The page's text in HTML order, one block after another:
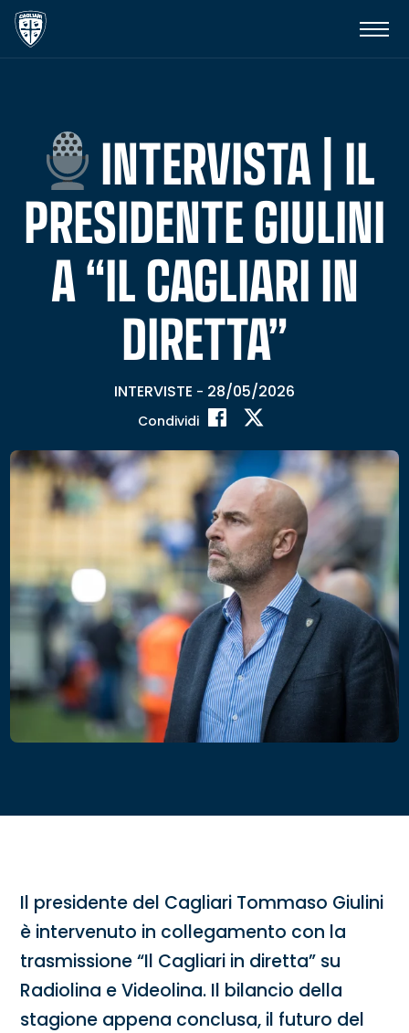
INTERVISTA | IL
PRESIDENTE GIULINI
A “IL CAGLIARI IN
DIRETTA”
INTERVISTE - 28/05/2026
Condividi
Il presidente del Cagliari Tommaso Giulini
è intervenuto in collegamento con la
trasmissione “Il Cagliari in diretta” su
Radiolina e Videolina. Il bilancio della
stagione appena conclusa, il futuro del